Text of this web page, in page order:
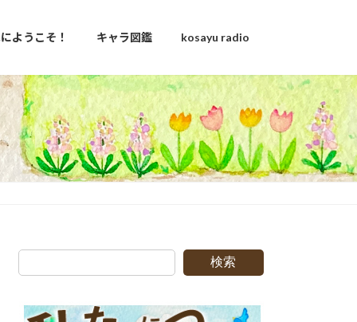
ようこそ！ キャラ図鑑 kosayu radio
検索